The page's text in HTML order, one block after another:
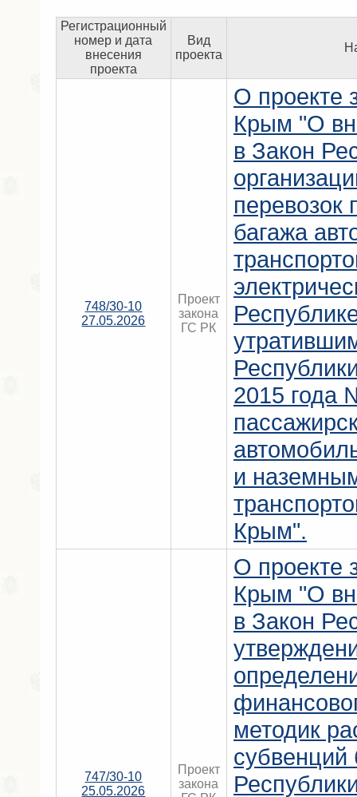
Регистрационный
номер и дата
внесения
проекта
Вид
проекта
748/30-10
27.05.2026
Проект
закона
ГС РК
О проекте
Крым "О
в Закон
перевозок
багажа
2015 года
и
Крым".
747/30-10
25.05.2026
Проект
закона
О проекте
Крым "О
в Закон
методик